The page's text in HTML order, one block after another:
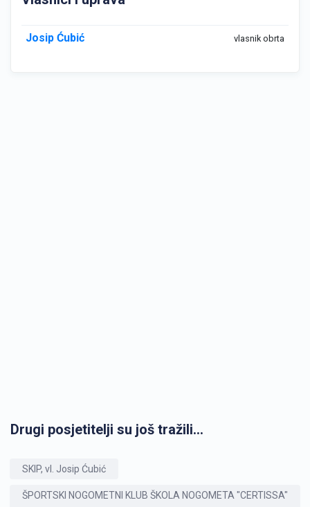
Josip Ćubić vlasnik obrta
Drugi posjetitelji su još tražili...
SKIP, vl. Josip Ćubić
ŠPORTSKI NOGOMETNI KLUB ŠKOLA NOGOMETA "CERTISSA"